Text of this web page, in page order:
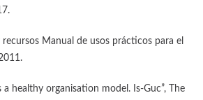
Manual de usos prácticos para el
a healthy organisation model. Is-Guc”, The